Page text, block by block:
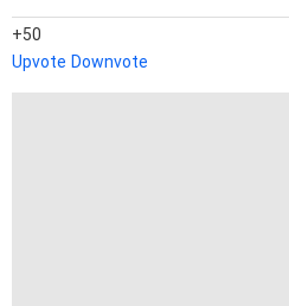
50
Upvote Downvote